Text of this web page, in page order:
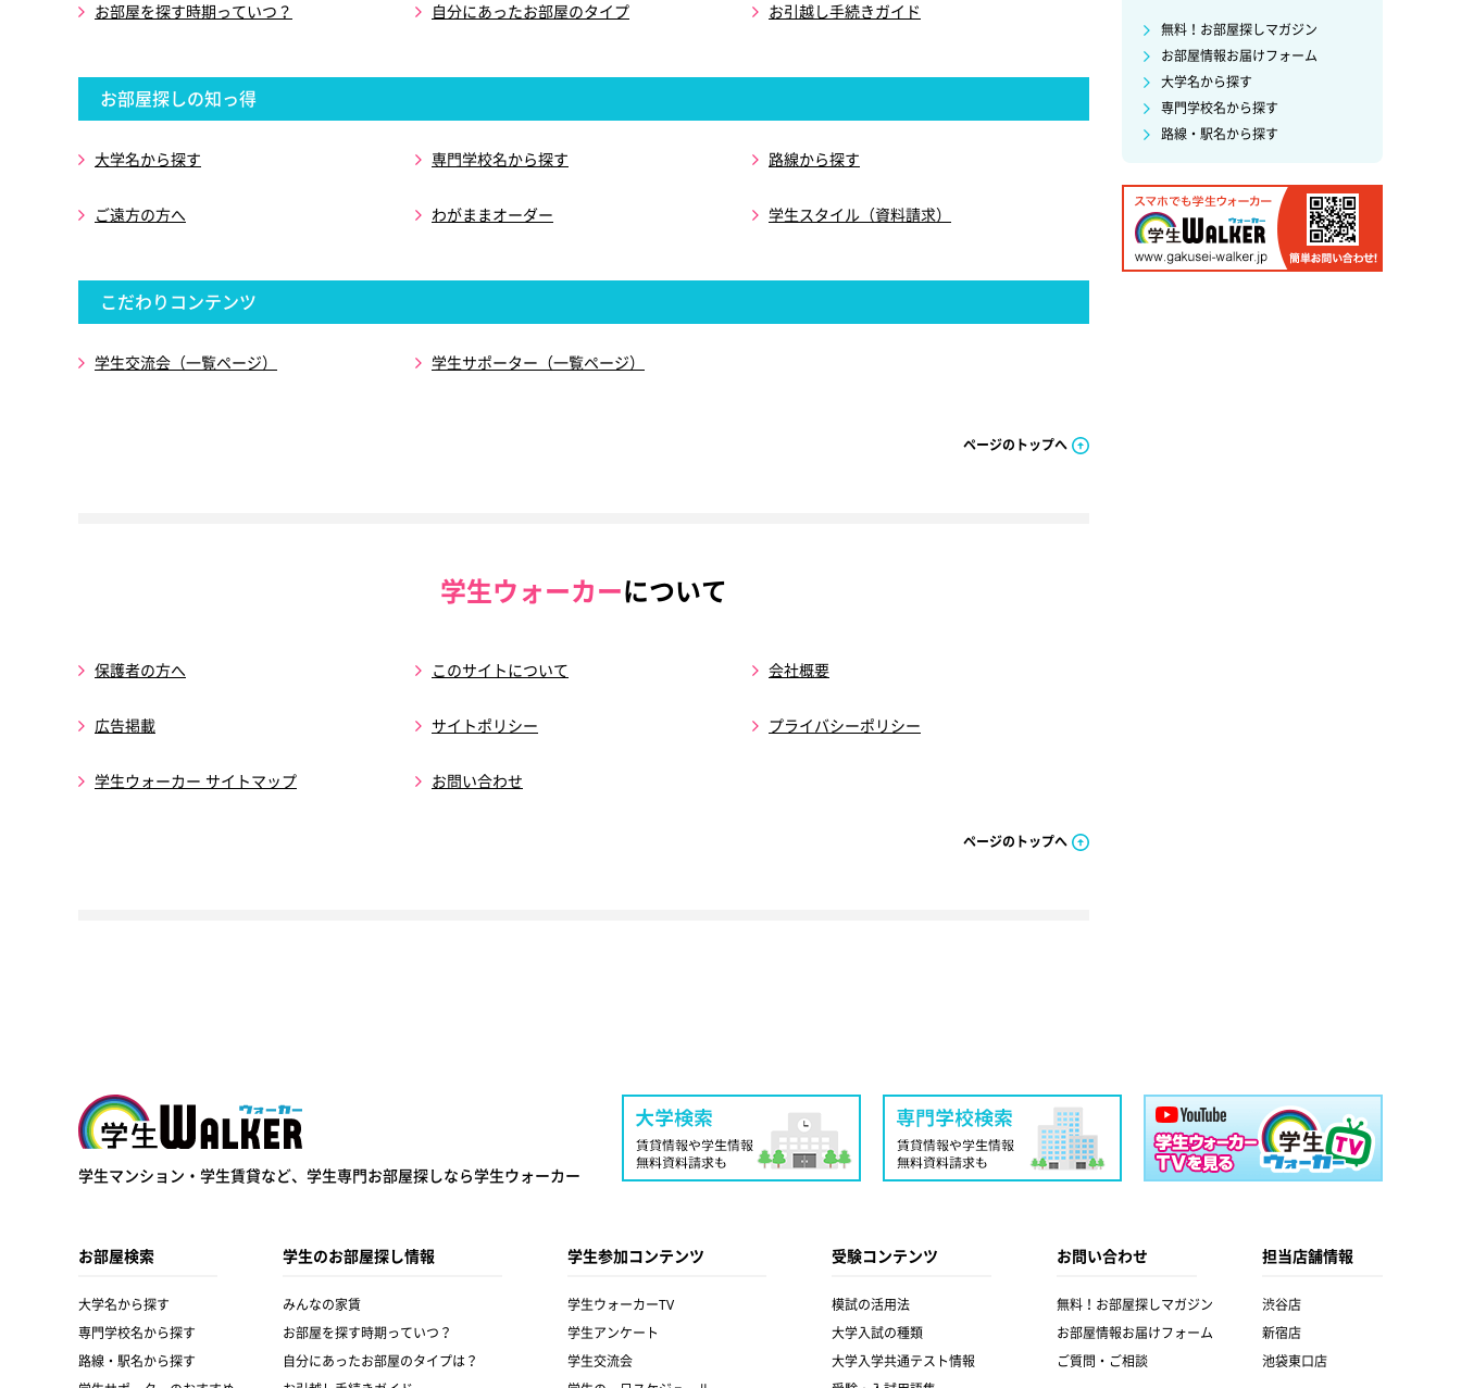
お部屋を探す時期っていつ？ 自分にあったお部屋のタイプ お引越し手続きガイド
お部屋探しの知っ得
大学名から探す 専門学校名から探す 路線から探す
ご遠方の方へ わがままオーダー 学生スタイル（資料請求）
こだわりコンテンツ
学生交流会（一覧ページ） 学生サポーター（一覧ページ）
ページのトップへ
学生ウォーカーについて
保護者の方へ このサイトについて 会社概要
広告掲載 サイトポリシー プライバシーポリシー
学生ウォーカー サイトマップ お問い合わせ
ページのトップへ
無料！お部屋探しマガジン
お部屋情報お届けフォーム
大学名から探す
専門学校名から探す
路線・駅名から探す
学生ウォーカー
学生マンション・学生賃貸など、 学生専門お部屋探しなら学生ウォーカー
お部屋検索
大学名から探す
専門学校名から探す
路線・駅名から探す
学生のお部屋探し情報
みんなの家賃
お部屋を探す時期っていつ？
自分にあったお部屋のタイプは？
学生参加コンテンツ
学生ウォーカーTV
学生アンケート
学生交流会
受験コンテンツ
模試の活用法
大学入試の種類
大学入学共通テスト情報
お問い合わせ
無料！お部屋探しマガジン
お部屋情報お届けフォーム
ご質問・ご相談
担当店舗情報
渋谷店
新宿店
池袋東口店